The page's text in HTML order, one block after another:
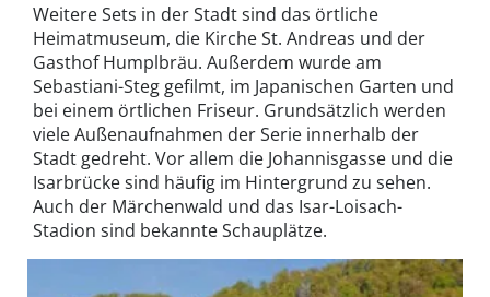
Weitere Sets in der Stadt sind das örtliche
Heimatmuseum, die Kirche St. Andreas und der
Gasthof Humplbräu. Außerdem wurde am
Sebastiani-Steg gefilmt, im Japanischen Garten und
bei einem örtlichen Friseur. Grundsätzlich werden
viele Außenaufnahmen der Serie innerhalb der
Stadt gedreht. Vor allem die Johannisgasse und die
Isarbrücke sind häufig im Hintergrund zu sehen.
Auch der Märchenwald und das Isar-Loisach-
Stadion sind bekannte Schauplätze.